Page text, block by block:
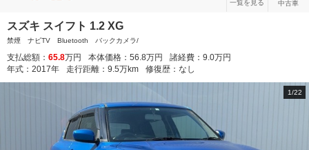
一覧を見る
中古車
スズキ スイフト 1.2 XG
禁煙 ナビTV Bluetooth バックカメラ/
支払総額： 65.8万円 本体価格： 56.8万円 諸経費： 9.0万円
年式： 2017年 走行距離： 9.5万km 修復歴： なし
1/22